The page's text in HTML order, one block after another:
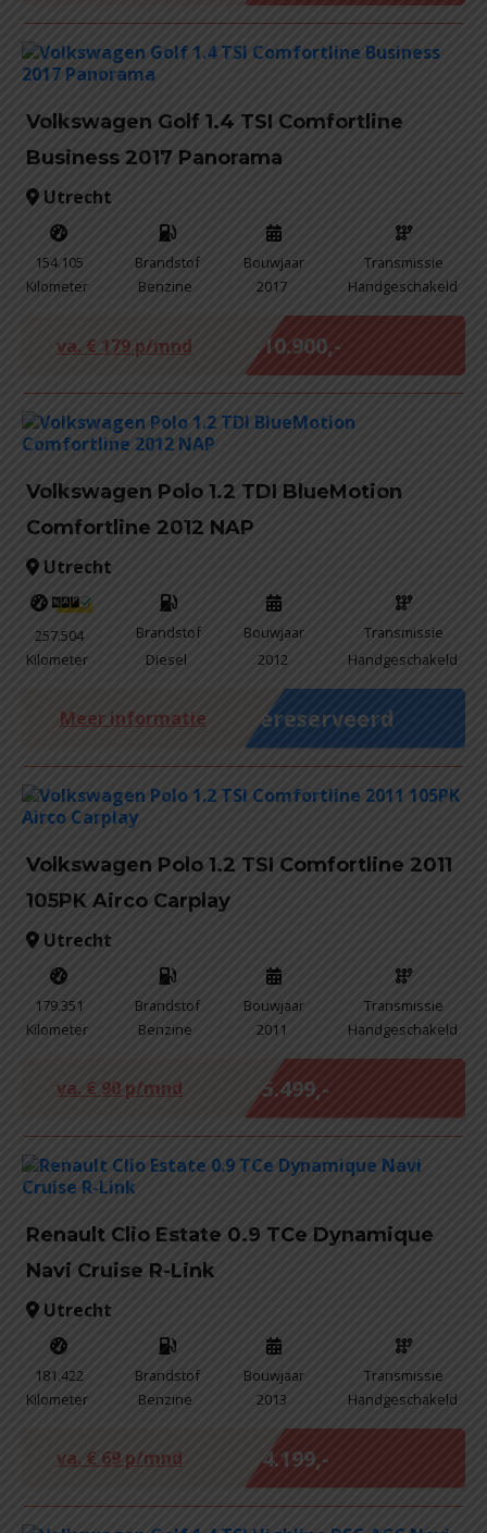
Volkswagen Golf 1.4 TSI Comfortline
Business 2017 Panorama
Utrecht
154.105
Kilometer
Brandstof
Benzine
Bouwjaar
2017
Transmissie
Handgeschakeld
va. € 179 p/mnd € 10.900,-
Volkswagen Polo 1.2 TDI BlueMotion
Comfortline 2012 NAP
Utrecht
257.504
Kilometer
Brandstof
Diesel
Bouwjaar
2012
Transmissie
Handgeschakeld
Meer informatie Gereserveerd
Volkswagen Polo 1.2 TSI Comfortline 2011
105PK Airco Carplay
Utrecht
179.351
Kilometer
Brandstof
Benzine
Bouwjaar
2011
Transmissie
Handgeschakeld
va. € 90 p/mnd € 5.499,-
Renault Clio Estate 0.9 TCe Dynamique
Navi Cruise R-Link
Utrecht
181.422
Kilometer
Brandstof
Benzine
Bouwjaar
2013
Transmissie
Handgeschakeld
va. € 69 p/mnd € 4.199,-